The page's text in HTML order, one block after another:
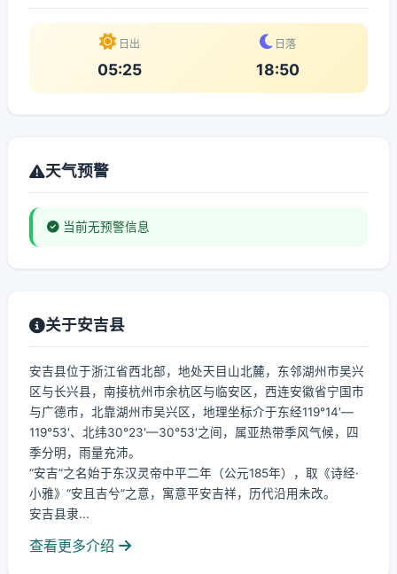
日出
05:25
日落
18:50
天气预警
当前无预警信息
关于安吉县
安吉县位于浙江省西北部，地处天目山北麓，东邻湖州市吴兴
区与长兴县，南接杭州市余杭区与临安区，西连安徽省宁国市
与广德市，北靠湖州市吴兴区，地理坐标介于东经119°14′—
119°53′、北纬30°23′—30°53′之间，属亚热带季风气候，四
季分明，雨量充沛。
“安吉”之名始于东汉灵帝中平二年（公元185年），取《诗经·
小雅》“安且吉兮”之意，寓意平安吉祥，历代沿用未改。
安吉县隶...
查看更多介绍